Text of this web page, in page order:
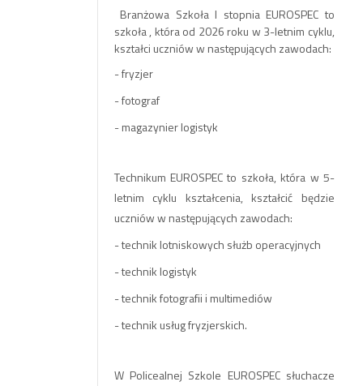
Branżowa Szkoła I stopnia EUROSPEC to
szkoła , która od 2026 roku w 3-letnim cyklu,
kształci uczniów w następujących zawodach:
- fryzjer
- fotograf
- magazynier logistyk
Technikum EUROSPEC to szkoła, która w 5-
letnim cyklu kształcenia, kształcić będzie
uczniów w następujących zawodach:
- technik lotniskowych służb operacyjnych
- technik logistyk
- technik fotografii i multimediów
- technik usług fryzjerskich.
W Policealnej Szkole EUROSPEC słuchacze